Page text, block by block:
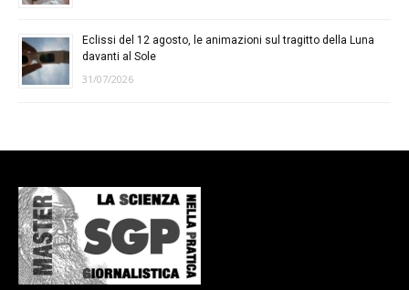
Eclissi del 12 agosto, le animazioni sul tragitto della Luna
davanti al Sole
31/07/2026